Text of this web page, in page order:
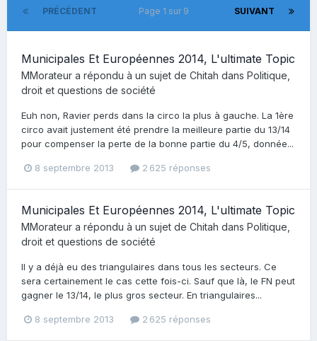
PRÉCÉDENT SUIVANT
Page 1 sur 9
Municipales Et Européennes 2014, L'ultimate Topic
MMorateur a répondu à un sujet de Chitah dans Politique,
droit et questions de société
Euh non, Ravier perds dans la circo la plus à gauche. La 1ère
circo avait justement été prendre la meilleure partie du 13/14
pour compenser la perte de la bonne partie du 4/5, donnée...
8 septembre 2013 2 625 réponses
Municipales Et Européennes 2014, L'ultimate Topic
MMorateur a répondu à un sujet de Chitah dans Politique,
droit et questions de société
Il y a déjà eu des triangulaires dans tous les secteurs. Ce
sera certainement le cas cette fois-ci. Sauf que là, le FN peut
gagner le 13/14, le plus gros secteur. En triangulaires...
8 septembre 2013 2 625 réponses